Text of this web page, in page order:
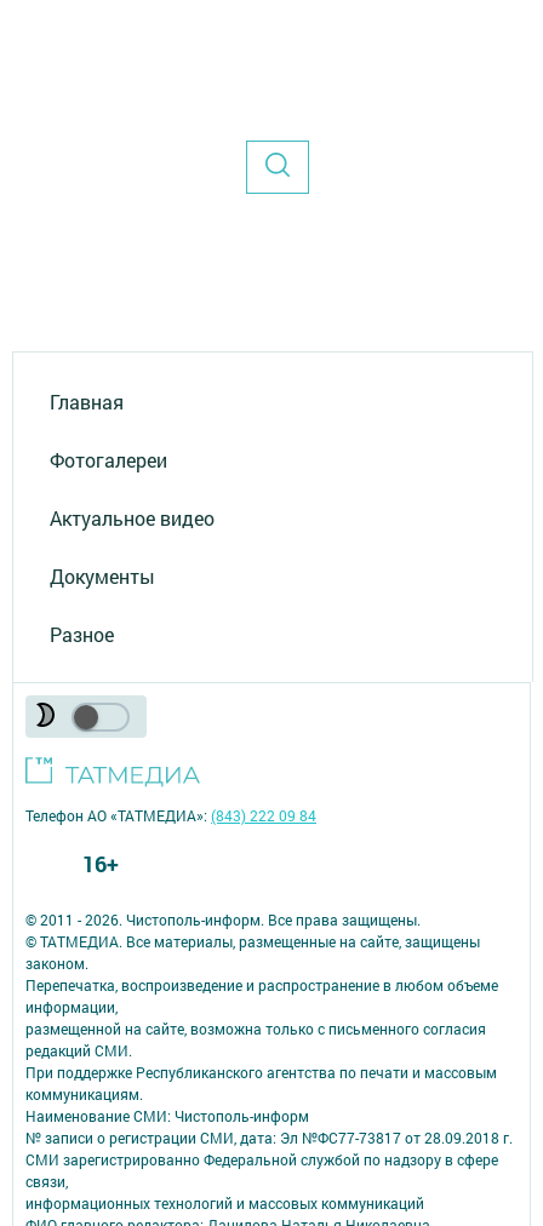
Главная
Фотогалереи
Актуальное видео
Документы
Разное
© 2011 - 2026. Чистополь-информ. Все права защищены.
© ТАТМЕДИА. Все материалы, размещенные на сайте, защищены
законом.
Перепечатка, воспроизведение и распространение в любом объеме
информации,
размещенной на сайте, возможна только с письменного согласия
редакций СМИ.
При поддержке Республиканского агентства по печати и массовым
коммуникациям.
Наименование СМИ: Чистополь-информ
№ записи о регистрации СМИ, дата: Эл №ФС77-73817 от 28.09.2018 г.
СМИ зарегистрированно Федеральной службой по надзору в сфере
связи,
информационных технологий и массовых коммуникаций
Телефон АО «ТАТМЕДИА»:(843) 222 09 84
16+